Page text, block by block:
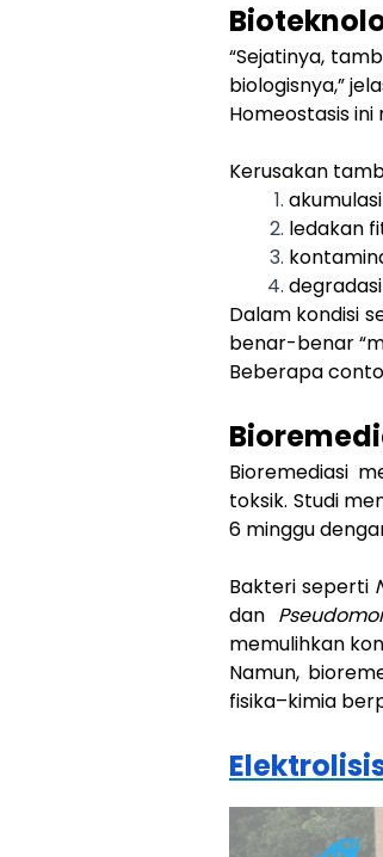
“Sejatinya,
biologisnya,”
Homeostasis
Kerusakan
ledakan
Dalam kondisi
benar-benar
Beberapa
Bioremediasi
toksik. Studi
6 minggu
Bakteri seperti
dan
memulihkan
Namun,
fisika–kimia